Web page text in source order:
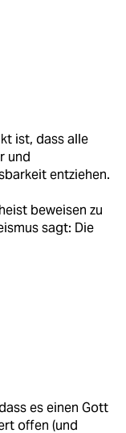
ist, dass alle
und
entziehen.
beweisen zu
sagt: Die
es einen Gott
offen (und